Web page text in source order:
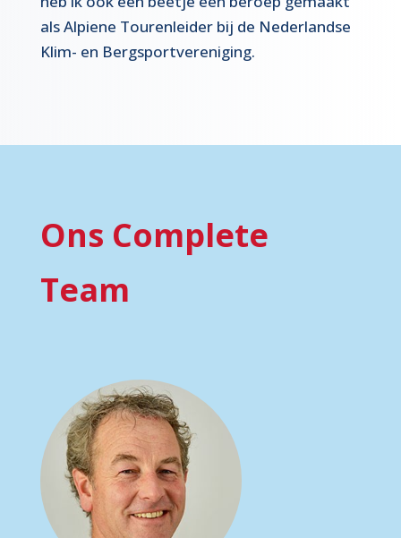
als Alpiene Tourenleider bij de Nederlandse
Klim- en Bergsportvereniging.
Ons Complete
Team